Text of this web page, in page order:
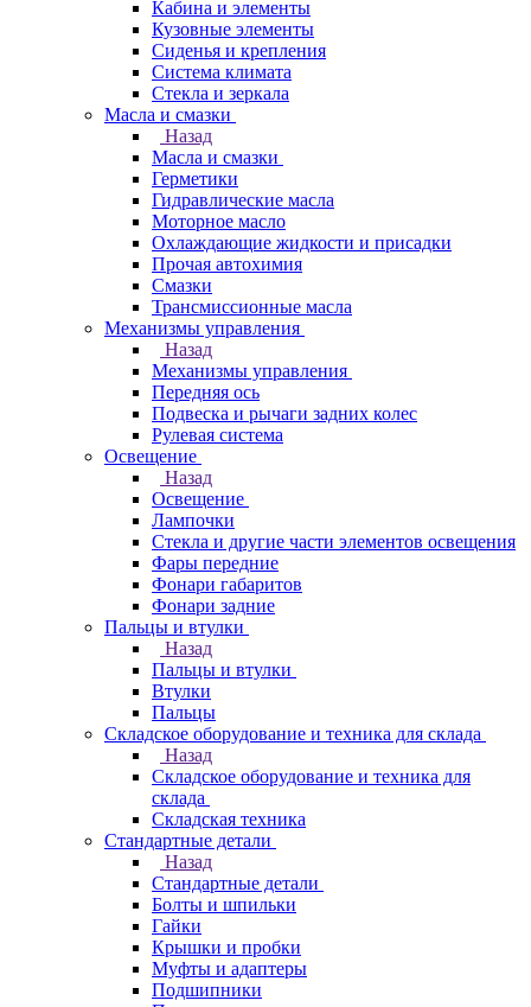
Кабина и элементы
Кузовные элементы
Сиденья и крепления
Система климата
Стекла и зеркала
Масла и смазки
Назад
Масла и смазки
Герметики
Гидравлические масла
Моторное масло
Охлаждающие жидкости и присадки
Прочая автохимия
Смазки
Трансмиссионные масла
Механизмы управления
Назад
Механизмы управления
Передняя ось
Подвеска и рычаги задних колес
Рулевая система
Освещение
Назад
Освещение
Лампочки
Стекла и другие части элементов освещения
Фары передние
Фонари габаритов
Фонари задние
Пальцы и втулки
Назад
Пальцы и втулки
Втулки
Пальцы
Складское оборудование и техника для склада
Назад
Складское оборудование и техника для
склада
Складская техника
Стандартные детали
Назад
Стандартные детали
Болты и шпильки
Гайки
Крышки и пробки
Муфты и адаптеры
Подшипники